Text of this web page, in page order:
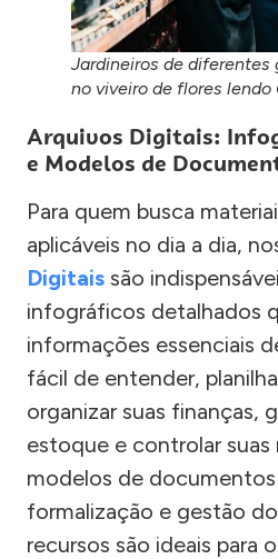
Jardineiros de
no viveiro de flores lendo
Arquivos Digitais:
e Modelos de
Para quem busca
aplicáveis no dia a dia,
Digitais são
infográficos detalhados
informações essenciais
fácil de entender,
organizar suas finanças,
estoque e controlar suas
modelos de documentos
formalização e gestão
recursos são ideais para